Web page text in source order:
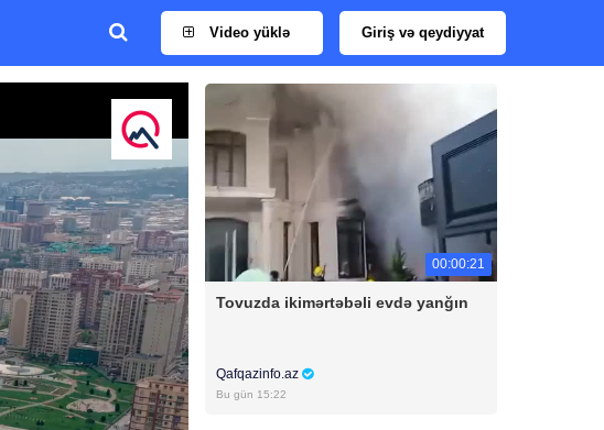
Video yüklə Giriş və qeydiyyat
00:00:21
Tovuzda ikimərtəbəli evdə yanğın
Qafqazinfo.az
Bu gün 15:22